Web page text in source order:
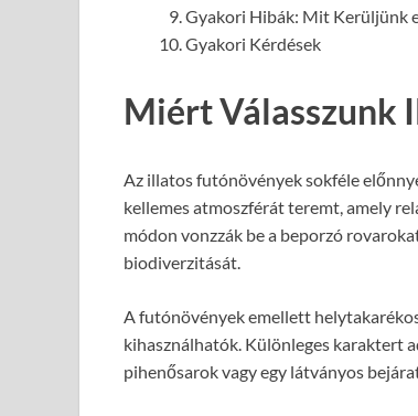
Gyakori Hibák: Mit Kerüljünk
Gyakori Kérdések
Miért Válasszunk
Az illatos futónövények sokféle
kellemes atmoszférát teremt, amely
módon vonzzák be a beporzó
biodiverzitását.
A futónövények emellett
kihasználhatók. Különleges karaktert
pihenősarok vagy egy látványos